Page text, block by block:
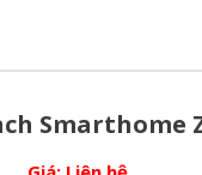
Smarthome